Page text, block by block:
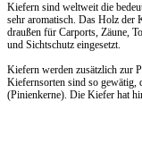
Kiefern sind weltweit die
sehr aromatisch. Das Holz der
draußen für Carports, Zäune,
und Sichtschutz eingesetzt.
Kiefern werden zusätzlich zur
Kiefernsorten sind so gewätig,
(Pinienkerne). Die Kiefer hat